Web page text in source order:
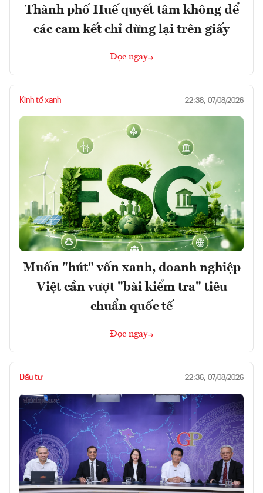
Thành phố Huế quyết tâm không để
các cam kết chỉ dừng lại trên giấy
Đọc ngay
Kinh tế xanh 22:38, 07/08/2026
Muốn "hút" vốn xanh, doanh nghiệp
Việt cần vượt "bài kiểm tra" tiêu
chuẩn quốc tế
Đọc ngay
Đầu tư 22:36, 07/08/2026